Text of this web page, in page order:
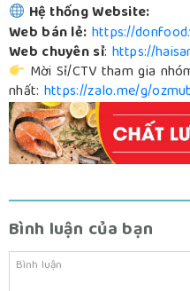
Hệ thống Website:
Web bán lẻ: https://
Web chuyên sỉ: https://
Mời Sỉ/CTV tham gia
nhất: https://zalo.me/g/
Bình luận của bạn